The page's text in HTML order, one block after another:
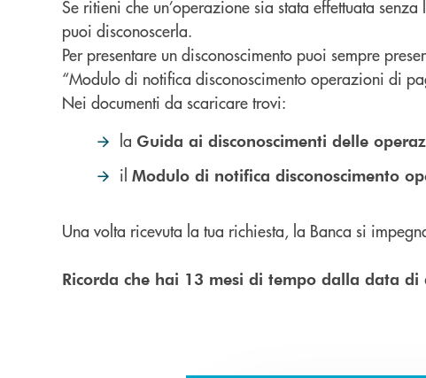
Se ritieni che un’operazione sia stata effettuata
puoi disconoscerla.
Per presentare un disconoscimento puoi sempre
“Modulo di notifica disconoscimento operazioni di
Nei documenti da scaricare trovi:
la Guida ai disconoscimenti delle
il Modulo di notifica disconoscimento
Una volta ricevuta la tua richiesta, la Banca si
Ricorda che hai 13 mesi di tempo dalla data